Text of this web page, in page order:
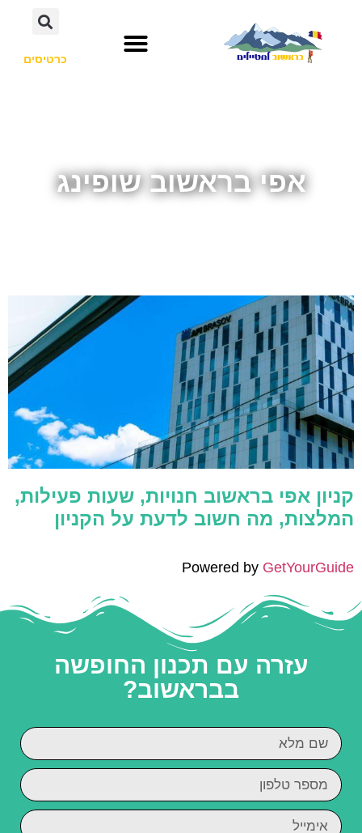
כרטיסים
אפי בראשוב שופינג
קניון אפי בראשוב חנויות, שעות פעילות,
המלצות, מה חשוב לדעת על הקניון
Powered by GetYourGuide
עזרה עם תכנון החופשה
בבראשוב?